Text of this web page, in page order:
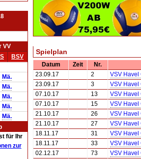
VV
BSV
Mä.
Mä.
Mä.
Mä.
Mä.
für Ihr
zur
Spielplan
Datum Zeit
Nr.
23.09.17
2
VSV Havel
23.09.17
3
VSV Havel
07.10.17
13
VSV Havel
07.10.17
15
VSV Havel
21.10.17
26
VSV Havel
21.10.17
27
VSV Havel
18.11.17
31
VSV Havel
18.11.17
33
VSV Havel
02.12.17
73
VSV Havel